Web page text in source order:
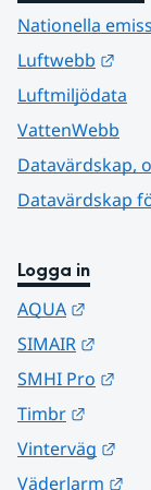
Nationella
Luftwebb
Luftmiljödata
VattenWebb
Datavärdskap,
Datavärdskap
Logga in
AQUA
SIMAIR
SMHI Pro
Timbr
Vinterväg
Väderlarm